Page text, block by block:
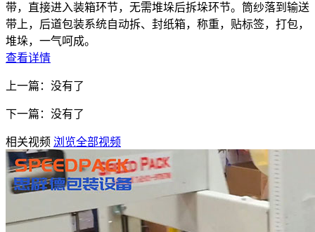
带，直接进入装箱环节，无需堆垛后拆垛环节。筒纱落到输送
带上，后道包装系统自动拆、封纸箱，称重，贴标签，打包，
堆垛，一气呵成。
查看详情
上一篇：没有了
下一篇：没有了
相关视频 浏览全部视频